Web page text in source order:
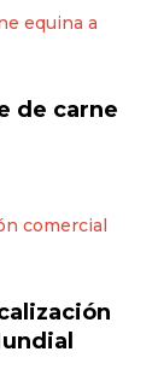
de carne